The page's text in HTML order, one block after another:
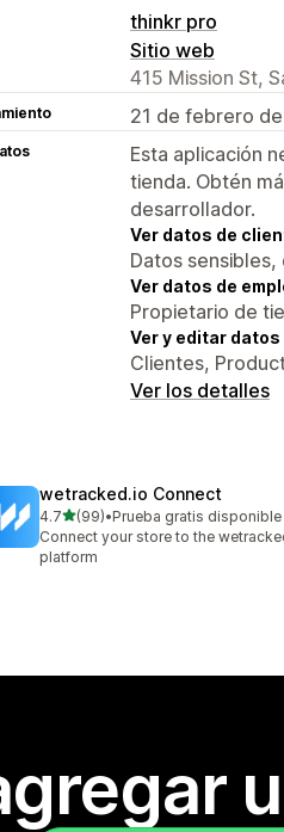
thinkr pro
Sitio web
415 Mission St,
21 de febrero
Esta aplicación
tienda. Obtén
desarrollador.
Ver datos de
Datos
Ver datos de
Propietario de
Ver y editar datos
Clientes,
Ver los detalles
wetracked.io Connect
4.7de 5 estrellas
(99)
99 reseñas en total
•Prueba gratis disponible
Connect your store to the
platform